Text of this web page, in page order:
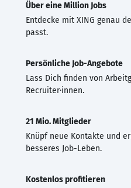
Über eine Million Jobs
Entdecke mit XING genau
passt.
Persönliche Job-Angebote
Lass Dich finden von
Recruiter·innen.
21 Mio. Mitglieder
Knüpf neue Kontakte und
besseres Job-Leben.
Kostenlos profitieren